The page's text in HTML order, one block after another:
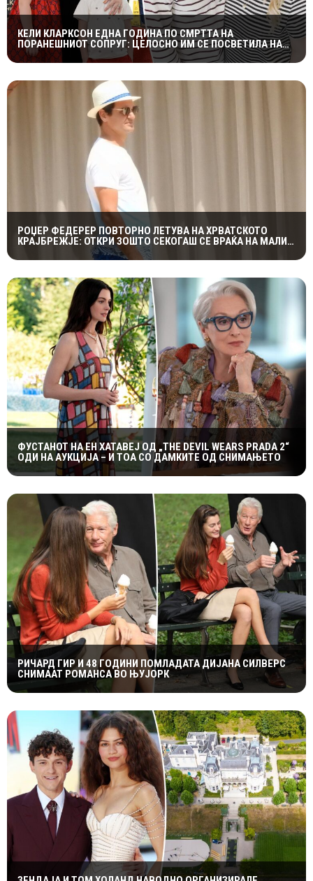
КЕЛИ КЛАРКСОН ЕДНА ГОДИНА ПО СМРТТА НА
ПОРАНЕШНИОТ СОПРУГ: ЦЕЛОСНО ИМ СЕ ПОСВЕТИЛА НА
ДЕЦАТА ВО НАЈТЕШКИОТ ПЕРИОД
РОЏЕР ФЕДЕРЕР ПОВТОРНО ЛЕТУВА НА ХРВАТСКОТО
КРАЈБРЕЖЈЕ: ОТКРИ ЗОШТО СЕКОГАШ СЕ ВРАЌА НА МАЛИ
ФУСТАНОТ НА ЕН ХАТАВЕЈ ОД „THE DEVIL WEARS PRADA 2“
ОДИ НА АУКЦИЈА – И ТОА СО ДАМКИТЕ ОД СНИМАЊЕТО
РИЧАРД ГИР И 48 ГОДИНИ ПОМЛАДАТА ДИЈАНА СИЛВЕРС
СНИМААТ РОМАНСА ВО ЊУЈОРК